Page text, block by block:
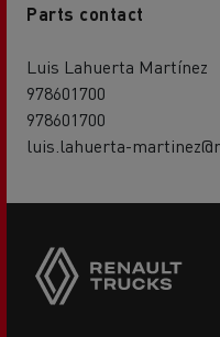
Parts contact
Luis Lahuerta Martínez
978601700
978601700
luis.lahuerta-